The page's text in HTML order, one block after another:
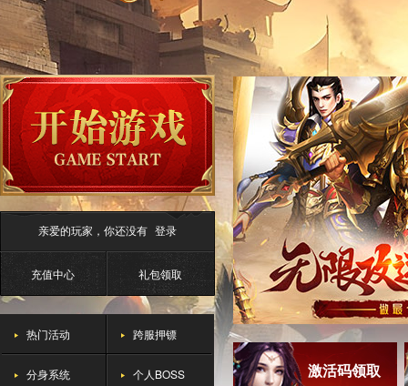
亲爱的玩家，你还没有 登录
充值中心 礼包领取
热门活动 跨服押镖
分身系统 个人BOSS 激活码领取